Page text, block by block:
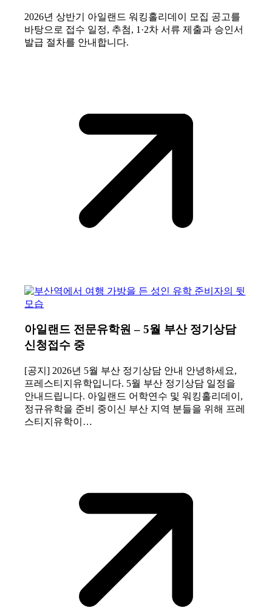
2026년 상반기 아일랜드 워킹홀리데이 모집 공고를
바탕으로 접수 일정, 추첨, 1·2차 서류 제출과 승인서
발급 절차를 안내합니다.
아일랜드 전문유학원 – 5월 부산 정기상담
신청접수 중
[공지] 2026년 5월 부산 정기상담 안내 안녕하세요,
프레스티지유학입니다. 5월 부산 정기상담 일정을
안내드립니다. 아일랜드 어학연수 및 워킹홀리데이,
정규유학을 준비 중이신 부산 지역 분들을 위해 프레
스티지유학이…